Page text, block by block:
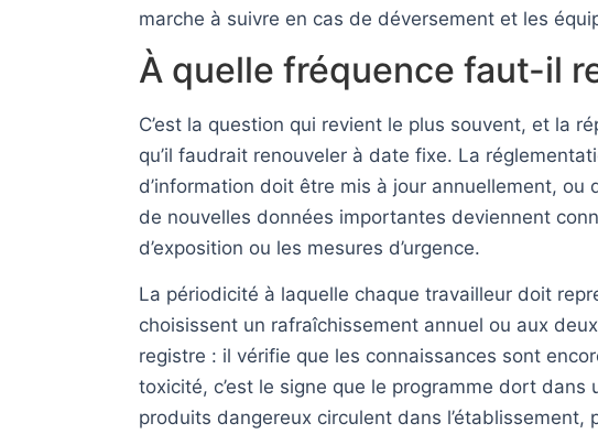
marche à suivre en cas de déversement et les
À quelle fréquence faut-il
C’est la question qui revient le plus souvent, et la
qu’il faudrait renouveler à date fixe. La
d’information doit être mis à jour annuellement, ou
de nouvelles données importantes deviennent
d’exposition ou les mesures d’urgence.
La périodicité à laquelle chaque travailleur doit
choisissent un rafraîchissement annuel ou aux
registre : il vérifie que les connaissances sont
toxicité, c’est le signe que le programme dort
produits dangereux circulent dans l’établissement,